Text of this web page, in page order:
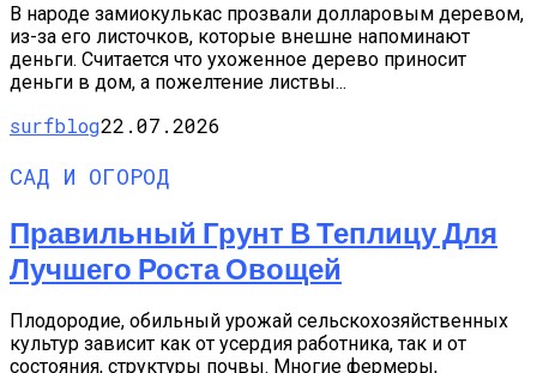
В народе замиокулькас прозвали долларовым деревом,
из-за его листочков, которые внешне напоминают
деньги. Считается что ухоженное дерево приносит
деньги в дом, а пожелтение листвы...
surfblog22.07.2026
САД И ОГОРОД
Правильный Грунт В Теплицу Для
Лучшего Роста Овощей
Плодородие, обильный урожай сельскохозяйственных
культур зависит как от усердия работника, так и от
состояния, структуры почвы. Многие фермеры,